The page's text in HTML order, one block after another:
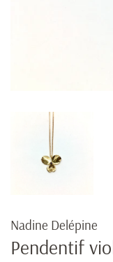
Nadine Delépine
Pendentif